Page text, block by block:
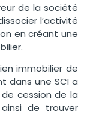
de la société
l’activité
en créant une
immobilier de
dans une SCI a
cession de la
de trouver